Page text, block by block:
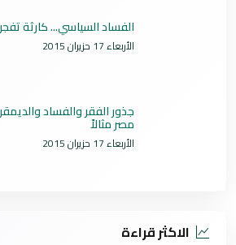
الفساد السياسي... كارثة
الأربعاء 17 حزيران 2015
جذور الفقر والفساد
مصر مثالاً
الأربعاء 17 حزيران 2015
الاكثر قراءة